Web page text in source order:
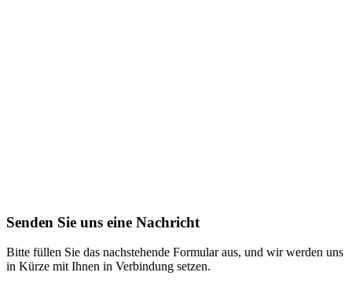
Senden Sie uns eine Nachricht
Bitte füllen Sie das nachstehende Formular aus, und wir werden uns
in Kürze mit Ihnen in Verbindung setzen.